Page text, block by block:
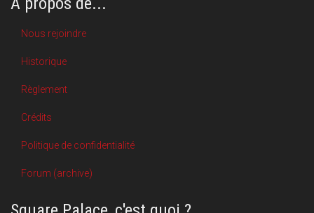
Nous rejoindre
Historique
Règlement
Crédits
Politique de confidentialité
Forum (archive)